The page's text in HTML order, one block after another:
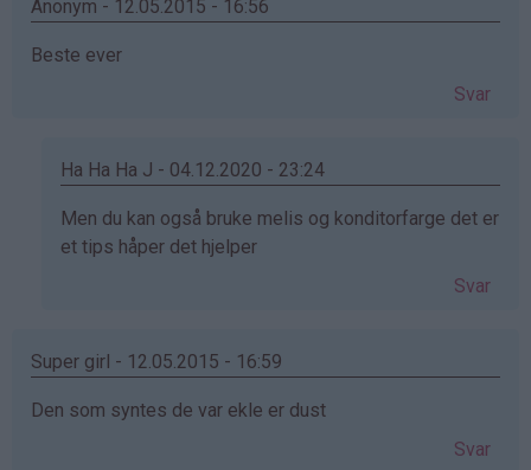
Anonym - 12.05.2015 - 16:56
Beste ever
Svar
Ha Ha Ha J - 04.12.2020 - 23:24
Som
svar
(ikke
Men du kan også bruke melis og konditorfarge det er
et tips håper det hjelper
Svar
Super girl - 12.05.2015 - 16:59
Den som syntes de var ekle er dust
Svar